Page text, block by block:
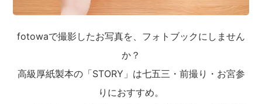
fotowaで撮影したお写真を、フォトブックにしません
か？
高級厚紙製本の「STORY」は七五三・前撮り・お宮参
りにおすすめ。